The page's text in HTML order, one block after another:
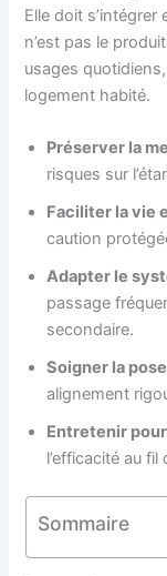
Elle doit
n’est pas le
usages
logement habité.
Préserver la
risques sur
Faciliter la vie
caution
Adapter le
passage
secondaire.
Soigner la pose
alignement
Entretenir
l’efficacité au
Sommaire